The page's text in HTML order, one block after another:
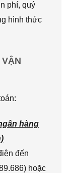
phí, quý
hình thức
VẬN
hàng
đến
hoặc